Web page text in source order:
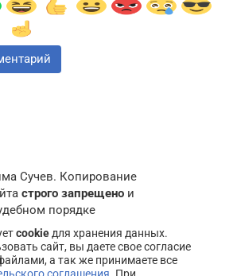
Сучев. Копирование
строго запрещено и
порядке
cookieдля хранения данных.
сайт, вы даете свое согласие
а так же принимаете все